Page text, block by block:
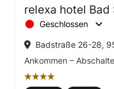
relexa hotel Bad
Geschlossen
Badstraße 26-28,
Ankommen –
țțțț